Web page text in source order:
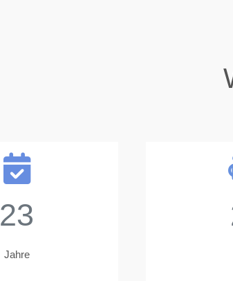
23
Jahre